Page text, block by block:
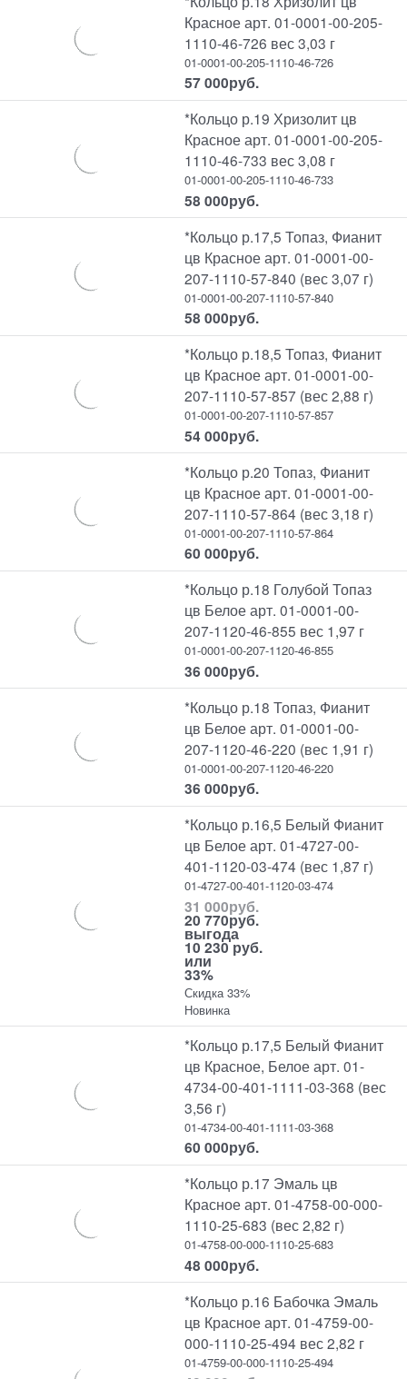
Красное арт. 01-0001-00-205-
1110-46-726 вес 3,03 г
01-0001-00-205-1110-46-726
57 000руб.
*Кольцо р.19 Хризолит цв
Красное арт. 01-0001-00-205-
1110-46-733 вес 3,08 г
01-0001-00-205-1110-46-733
58 000руб.
*Кольцо р.17,5 Топаз, Фианит
цв Красное арт. 01-0001-00-
207-1110-57-840 (вес 3,07 г)
01-0001-00-207-1110-57-840
58 000руб.
*Кольцо р.18,5 Топаз, Фианит
цв Красное арт. 01-0001-00-
207-1110-57-857 (вес 2,88 г)
01-0001-00-207-1110-57-857
54 000руб.
*Кольцо р.20 Топаз, Фианит
цв Красное арт. 01-0001-00-
207-1110-57-864 (вес 3,18 г)
01-0001-00-207-1110-57-864
60 000руб.
*Кольцо р.18 Голубой Топаз
цв Белое арт. 01-0001-00-
207-1120-46-855 вес 1,97 г
01-0001-00-207-1120-46-855
36 000руб.
*Кольцо р.18 Топаз, Фианит
цв Белое арт. 01-0001-00-
207-1120-46-220 (вес 1,91 г)
01-0001-00-207-1120-46-220
36 000руб.
*Кольцо р.16,5 Белый Фианит
цв Белое арт. 01-4727-00-
401-1120-03-474 (вес 1,87 г)
01-4727-00-401-1120-03-474
31 000руб.
20 770руб.
выгода
10 230 руб.
или
33%
Скидка 33%
Новинка
*Кольцо р.17,5 Белый Фианит
цв Красное, Белое арт. 01-
4734-00-401-1111-03-368 (вес
3,56 г)
01-4734-00-401-1111-03-368
60 000руб.
*Кольцо р.17 Эмаль цв
Красное арт. 01-4758-00-000-
1110-25-683 (вес 2,82 г)
01-4758-00-000-1110-25-683
48 000руб.
*Кольцо р.16 Бабочка Эмаль
цв Красное арт. 01-4759-00-
000-1110-25-494 вес 2,82 г
01-4759-00-000-1110-25-494